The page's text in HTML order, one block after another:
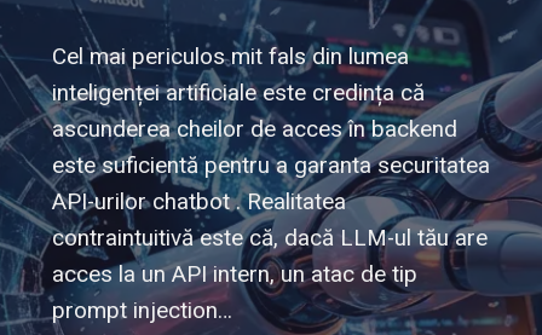
Cel mai periculos mit fals din lumea
inteligenței artificiale este credința că
ascunderea cheilor de acces în backend
este suficientă pentru a garanta securitatea
API-urilor chatbot . Realitatea
contraintuitivă este că, dacă LLM-ul tău are
acces la un API intern, un atac de tip
prompt injection…